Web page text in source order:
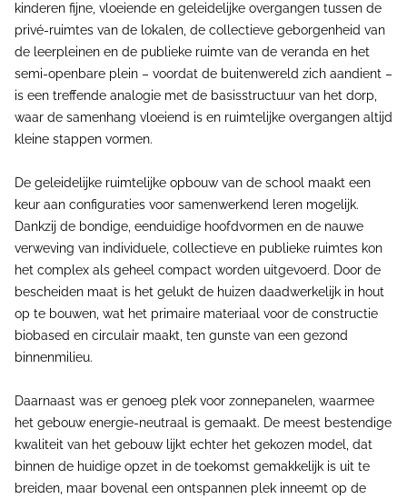
kinderen fijne, vloeiende en geleidelijke overgangen tussen de
privé-ruimtes van de lokalen, de collectieve geborgenheid van
de leerpleinen en de publieke ruimte van de veranda en het
semi-openbare plein – voordat de buitenwereld zich aandient –
is een treffende analogie met de basisstructuur van het dorp,
waar de samenhang vloeiend is en ruimtelijke overgangen altijd
kleine stappen vormen.
De geleidelijke ruimtelijke opbouw van de school maakt een
keur aan configuraties voor samenwerkend leren mogelijk.
Dankzij de bondige, eenduidige hoofdvormen en de nauwe
verweving van individuele, collectieve en publieke ruimtes kon
het complex als geheel compact worden uitgevoerd. Door de
bescheiden maat is het gelukt de huizen daadwerkelijk in hout
op te bouwen, wat het primaire materiaal voor de constructie
biobased en circulair maakt, ten gunste van een gezond
binnenmilieu.
Daarnaast was er genoeg plek voor zonnepanelen, waarmee
het gebouw energie-neutraal is gemaakt. De meest bestendige
kwaliteit van het gebouw lijkt echter het gekozen model, dat
binnen de huidige opzet in de toekomst gemakkelijk is uit te
breiden, maar bovenal een ontspannen plek inneemt op de